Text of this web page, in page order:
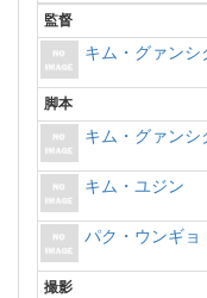
監督
キム・グァンシ
脚本
キム・グァンシ
キム・ユジン
パク・ウンギョ
撮影